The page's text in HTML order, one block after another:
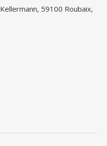
59100 Roubaix,